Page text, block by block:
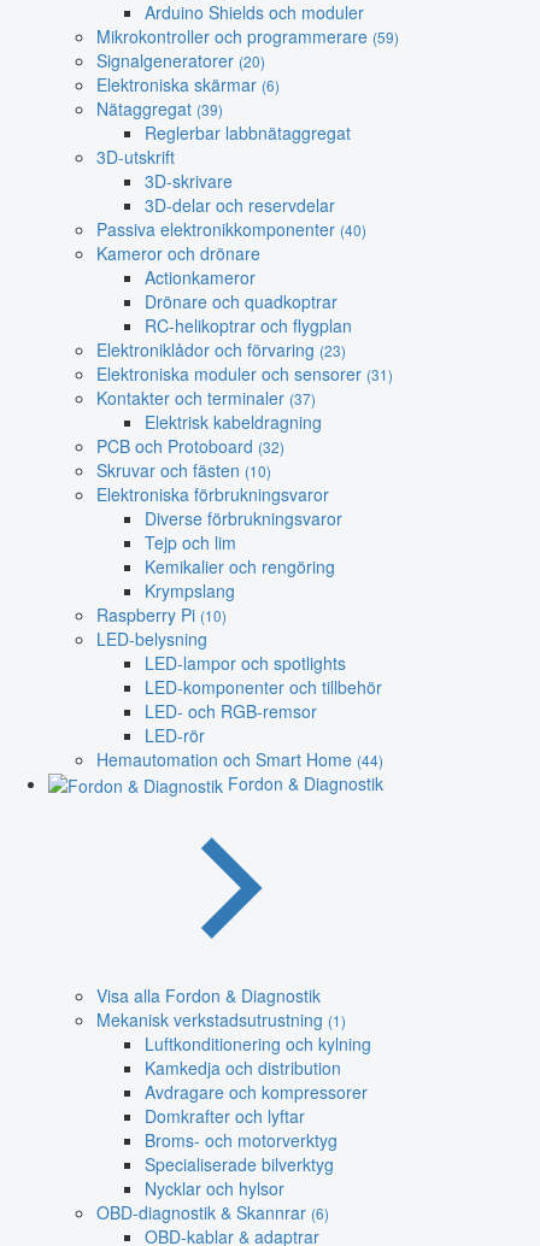
Arduino Shields och moduler
Mikrokontroller och programmerare (59)
Signalgeneratorer (20)
Elektroniska skärmar (6)
Nätaggregat (39)
Reglerbar labbnätaggregat
3D-utskrift
3D-skrivare
3D-delar och reservdelar
Passiva elektronikkomponenter (40)
Kameror och drönare
Actionkameror
Drönare och quadkoptrar
RC-helikoptrar och flygplan
Elektroniklådor och förvaring (23)
Elektroniska moduler och sensorer (31)
Kontakter och terminaler (37)
Elektrisk kabeldragning
PCB och Protoboard (32)
Skruvar och fästen (10)
Elektroniska förbrukningsvaror
Diverse förbrukningsvaror
Tejp och lim
Kemikalier och rengöring
Krympslang
Raspberry Pi (10)
LED-belysning
LED-lampor och spotlights
LED-komponenter och tillbehör
LED- och RGB-remsor
LED-rör
Hemautomation och Smart Home (44)
Fordon & Diagnostik
Visa alla Fordon & Diagnostik
Mekanisk verkstadsutrustning (1)
Luftkonditionering och kylning
Kamkedja och distribution
Avdragare och kompressorer
Domkrafter och lyftar
Broms- och motorverktyg
Specialiserade bilverktyg
Nycklar och hylsor
OBD-diagnostik & Skannrar (6)
OBD-kablar & adaptrar